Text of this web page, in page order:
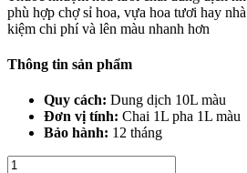
phù hợp chợ sỉ hoa, vựa hoa tươi hay
kiệm chi phí và lên màu nhanh hơn
Thông tin sản phẩm
Quy cách: Dung dịch 10L màu
Đơn vị tính: Chai 1L pha 1L màu
Bảo hành: 12 tháng
Thuốc